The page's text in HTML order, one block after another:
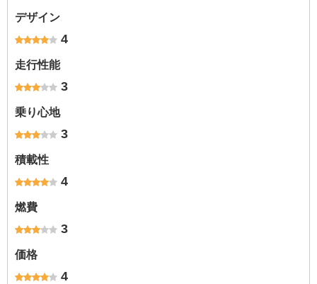
デザイン
4
走行性能
3
乗り心地
3
積載性
4
燃費
3
価格
4